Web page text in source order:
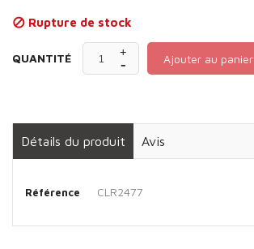
 Rupture de stock
QUANTITÉ Ajouter au panier
Détails du produit Avis
Référence CLR2477